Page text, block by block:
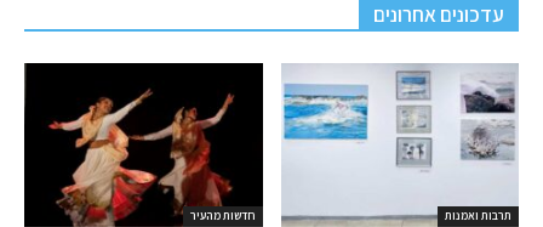
עדכונים אחרונים
חדשות מהעיר תרבות ואמנות